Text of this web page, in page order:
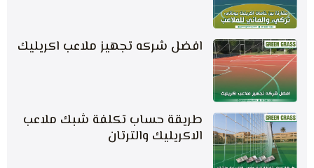
افضل شركه تجهيز ملاعب اكريليك
طريقة حساب تكلفة شبك ملاعب
الاكريليك والترتان